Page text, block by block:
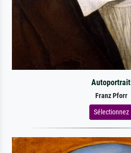
Autoportrait
Franz Pforr
Sélectionnez